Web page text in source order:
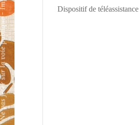
Dispositif de téléassistance